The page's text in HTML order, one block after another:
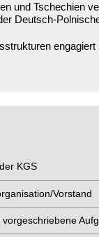
und Tschechien
Deutsch-
KGS
Vorstand
vorgeschriebene